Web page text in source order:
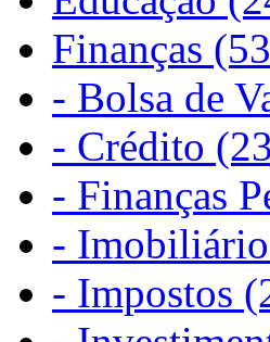
Finanças
- Bolsa de
- Crédito
- Finanças
-
- Impostos